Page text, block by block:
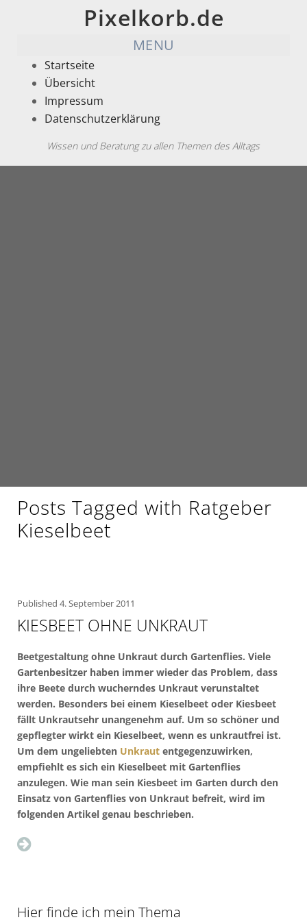
Pixelkorb.de
MENU
Startseite
Übersicht
Impressum
Datenschutzerklärung
Wissen und Beratung zu allen Themen des Alltags
Posts Tagged with Ratgeber
Kieselbeet
Published 4. September 2011
KIESBEET OHNE UNKRAUT
Beetgestaltung ohne Unkraut durch Gartenflies. Viele
Gartenbesitzer haben immer wieder das Problem, dass
ihre Beete durch wucherndes Unkraut verunstaltet
werden. Besonders bei einem Kieselbeet oder Kiesbeet
fällt Unkrautsehr unangenehm auf. Um so schöner und
gepflegter wirkt ein Kieselbeet, wenn es unkrautfrei ist.
Um dem ungeliebten Unkraut entgegenzuwirken,
empfiehlt es sich ein Kieselbeet mit Gartenflies
anzulegen. Wie man sein Kiesbeet im Garten durch den
Einsatz von Gartenflies von Unkraut befreit, wird im
folgenden Artikel genau beschrieben.
Hier finde ich mein Thema